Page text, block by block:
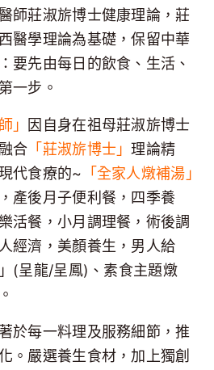
師莊淑旂博士健康理論，莊
醫學理論為基礎，保留中華
要先由每日的飲食、生活、
一步。
」 因自身在祖母莊淑旂博士
合 「莊淑旂博士」理論精
代食療的~ 「全家人燉補湯」
產後月子便利餐，四季養
活餐，小月調理餐，術後調
經濟，美顏養生，男人給
(呈龍/呈鳳)、素食主題燉
於每一料理及服務細節，推
。嚴選養生食材，加上獨創